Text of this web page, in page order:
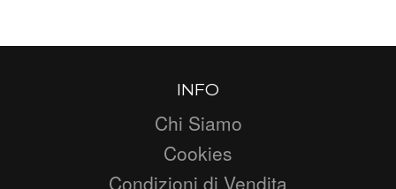
INFO
Chi Siamo
Cookies
Condizioni di Vendita